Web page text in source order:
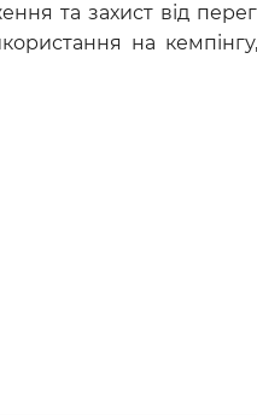
та захист від
на